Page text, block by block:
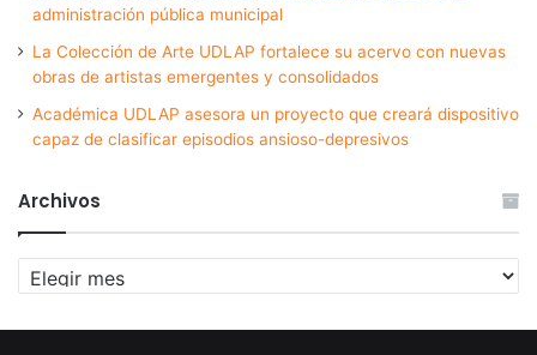
administración pública municipal
La Colección de Arte UDLAP fortalece su acervo con nuevas
obras de artistas emergentes y consolidados
Académica UDLAP asesora un proyecto que creará dispositivo
capaz de clasificar episodios ansioso-depresivos
Archivos
Archivos